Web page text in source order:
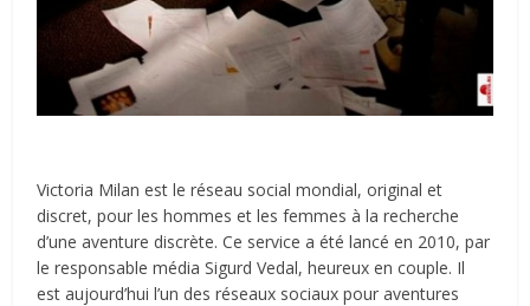
Victoria Milan est le réseau social mondial, original et
discret, pour les hommes et les femmes à la recherche
d’une aventure discrète. Ce service a été lancé en 2010, par
le responsable média Sigurd Vedal, heureux en couple. Il
est aujourd’hui l’un des réseaux sociaux pour aventures